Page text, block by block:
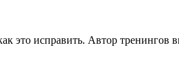
это исправить. Автор тренингов